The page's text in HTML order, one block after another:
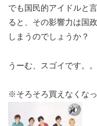
でも国民的アイドルと
ると、その影響力は国
しまうのでしょうか？
うーむ、スゴイです。。
※そろそろ買えなくなっ